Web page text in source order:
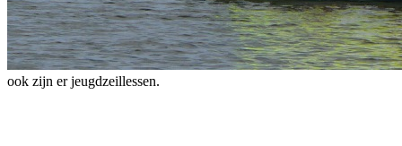
ook zijn er jeugdzeillessen.